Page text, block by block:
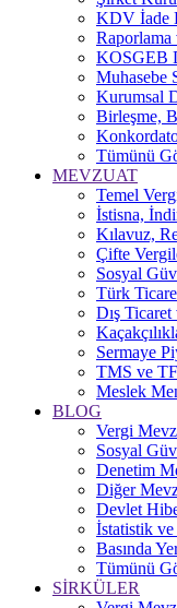
KDV İade
KOSGEB
Muhasebe
Kurumsal
Birleşme,
Konkordato
Tümünü
MEVZUAT
Temel
İstisna,
Kılavuz,
Çifte
Sosyal
Türk
Dış
Sermaye
TMS ve
Meslek
BLOG
Vergi
Sosyal
Denetim
Diğer
Devlet
İstatistik
Basında
Tümünü
SİRKÜLER